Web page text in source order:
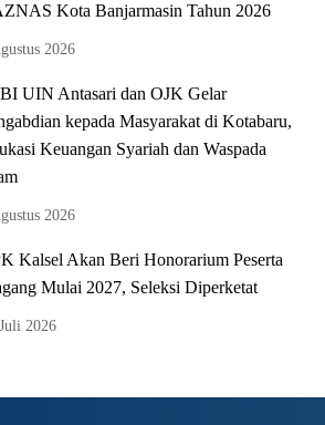
Kota Banjarmasin Tahun 2026
2026
UIN Antasari dan OJK Gelar
kepada Masyarakat di Kotabaru,
Keuangan Syariah dan Waspada
2026
Kalsel Akan Beri Honorarium Peserta
Mulai 2027, Seleksi Diperketat
2026